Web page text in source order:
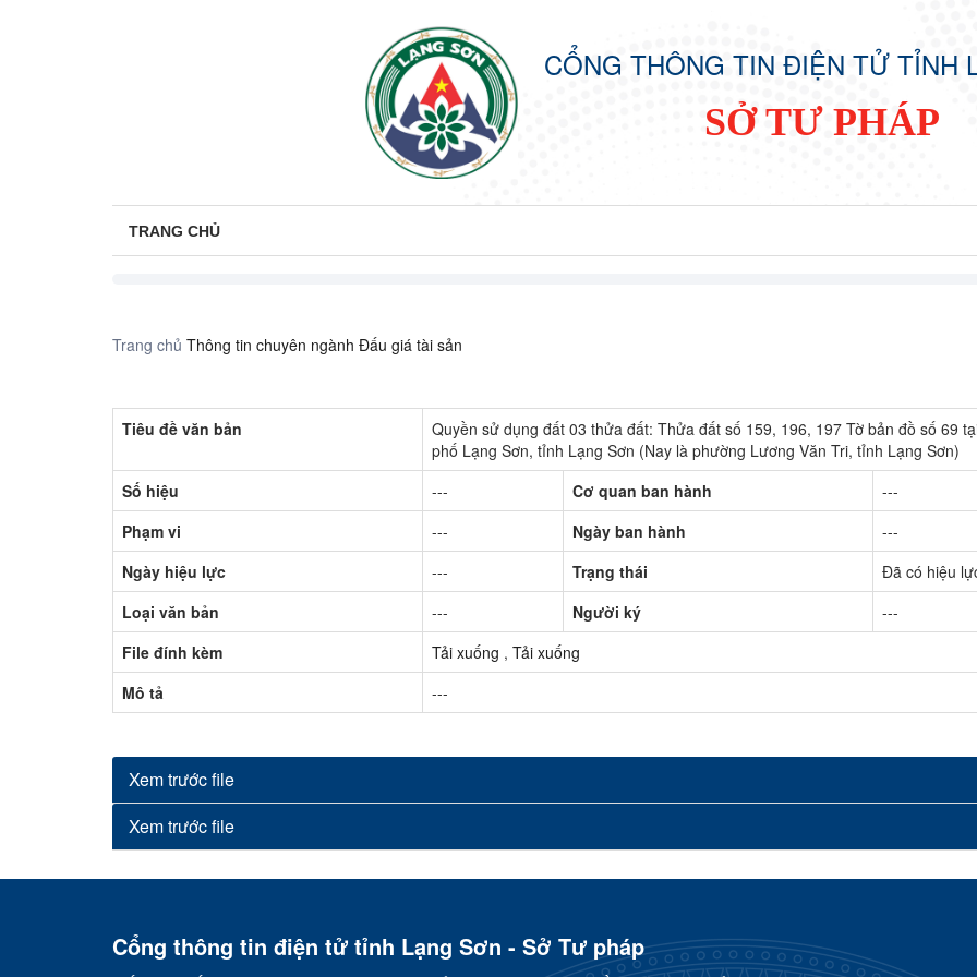
CỔNG THÔNG TIN ĐIỆN TỬ TỈNH
SỞ TƯ PHÁP
TRANG CHỦ
Trang chủ Thông tin chuyên ngành Đấu giá tài sản
Tiêu đề văn bản
Quyền sử dụng đất 03 thửa đất: Thửa đất số 159, 196, 197 Tờ bản đồ số 69
phố Lạng Sơn, tỉnh Lạng Sơn (Nay là phường Lương Văn Tri, tỉnh Lạng Sơn)
Số hiệu
--- Cơ quan ban hành
---
Phạm vi
--- Ngày ban hành
---
Ngày hiệu lực
--- Trạng thái
Đã có hiệu
Loại văn bản
--- Người ký
---
File đính kèm
Tải xuống , Tải xuống
Mô tả
---
Xem trước file
Xem trước file
Cổng thông tin điện tử tỉnh Lạng Sơn - Sở Tư pháp